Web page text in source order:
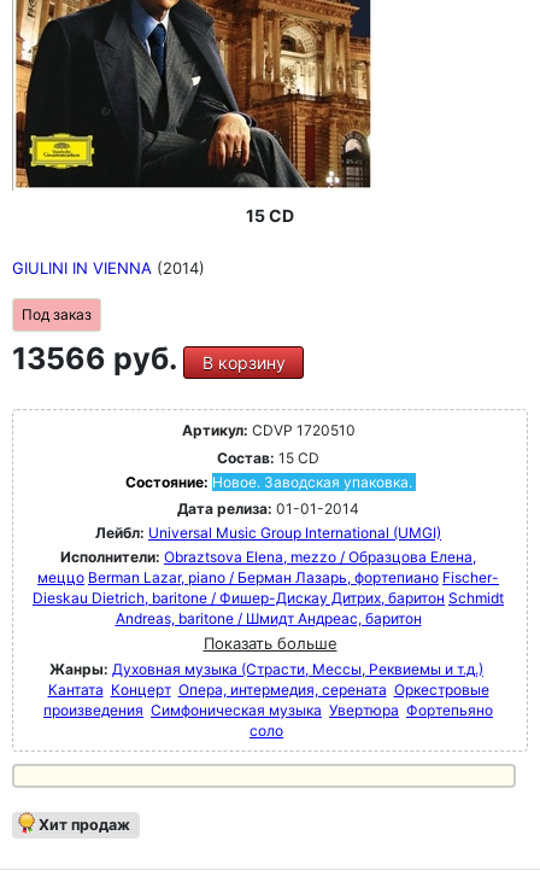
15 CD
GIULINI IN VIENNA (2014)
Под заказ
13566 руб. В корзину
Артикул: CDVP 1720510
Состав: 15 CD
Состояние: Новое. Заводская упаковка.
Дата релиза: 01-01-2014
Лейбл: Universal Music Group International (UMGI)
Исполнители: Obraztsova Elena, mezzo / Образцова Елена,
меццо Berman Lazar, piano / Берман Лазарь, фортепиано Fischer-
Dieskau Dietrich, baritone / Фишер-Дискау Дитрих, баритон Schmidt
Andreas, baritone / Шмидт Андреас, баритон
Показать больше
Жанры: Духовная музыка (Страсти, Мессы, Реквиемы и т.д.)
Кантата Концерт Опера, интермедия, серената Оркестровые
произведения Симфоническая музыка Увертюра Фортепьяно
соло
Хит продаж